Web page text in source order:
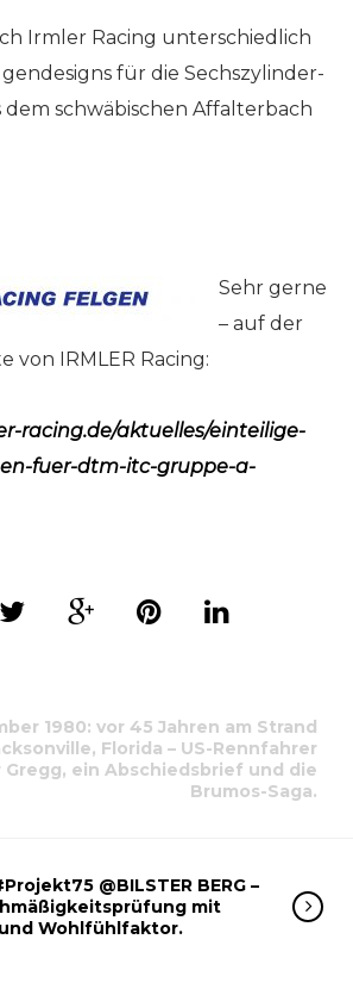
Irmler Racing unterschiedlich
für die Sechszylinder-
schwäbischen Affalterbach
Sehr gerne
– auf der
von IRMLER Racing:
racing.de/aktuelles/einteilige-
fuer-dtm-itc-gruppe-a-
1980: vor 45 Jahren am Strand
Florida – US-Rennfahrer
Gregg, ein Abschiedsbrief und die
Brumos-Saga.
@BILSTER BERG –
mit
Wohlfühlfaktor.